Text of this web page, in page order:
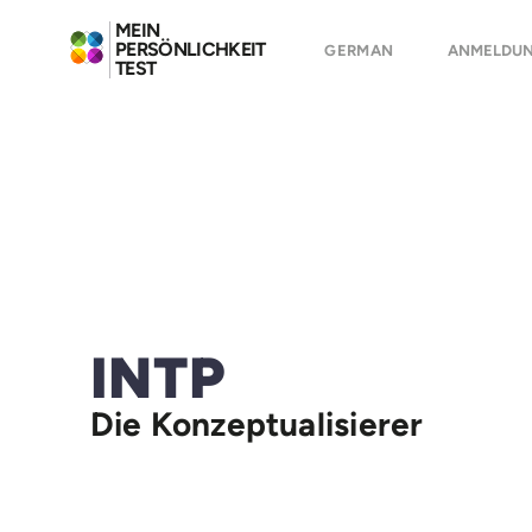
MEIN
PERSÖNLICHKEIT
TEST
GERMAN
INTP
Die Konzeptualisierer